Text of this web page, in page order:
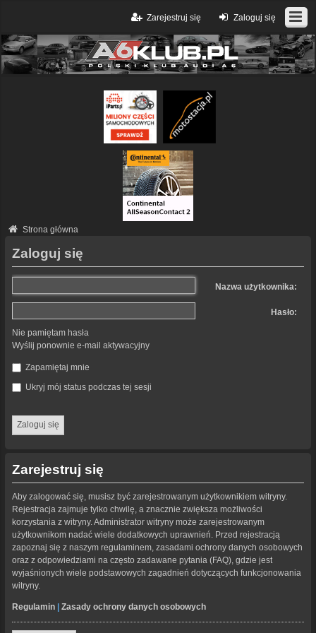
Zaloguj się
Zarejestruj się
Strona główna
Zaloguj się
Nazwa użytkownika:
Hasło:
Nie pamiętam hasła
Wyślij ponownie e-mail aktywacyjny
Zapamiętaj mnie
Ukryj mój status podczas tej sesji
Zarejestruj się
Aby zalogować się, musisz być zarejestrowanym użytkownikiem witryny.
Rejestracja zajmuje tylko chwilę, a znacznie zwiększa możliwości
korzystania z witryny. Administrator witryny może zarejestrowanym
użytkownikom nadać wiele dodatkowych uprawnień. Przed rejestracją
zapoznaj się z naszym regulaminem, zasadami ochrony danych osobowych
oraz z odpowiedziami na często zadawane pytania (FAQ), gdzie jest
wyjaśnionych wiele podstawowych zagadnień dotyczących funkcjonowania
witryny.
Regulamin Zasady ochrony danych osobowych